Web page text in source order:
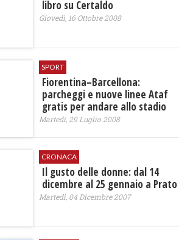
libro su Certaldo
Giovedì, 16 Ottobre 2008
SPORT
Fiorentina–Barcellona:
parcheggi e nuove linee Ataf
gratis per andare allo stadio
Martedì, 29 Luglio 2008
CRONACA
Il gusto delle donne: dal 14
dicembre al 25 gennaio a Prato
Martedì, 04 Dicembre 2007